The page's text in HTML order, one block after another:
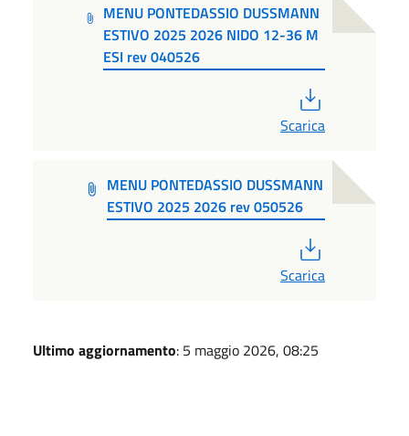
MENU PONTEDASSIO DUSSMANN
ESTIVO 2025 2026 NIDO 12-36 M
ESI rev 040526
Scarica
MENU PONTEDASSIO DUSSMANN
ESTIVO 2025 2026 rev 050526
Scarica
Ultimo aggiornamento: 5 maggio 2026, 08:25